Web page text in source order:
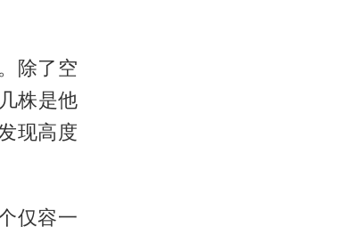
除了空
株是他
现高度
仅容一